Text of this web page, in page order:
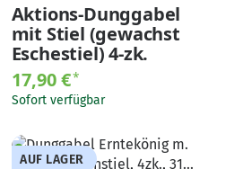
Aktions-Dunggabel
mit Stiel (gewachst
Eschestiel) 4-zk.
17,90 €*
Sofort verfügbar
AUF LAGER